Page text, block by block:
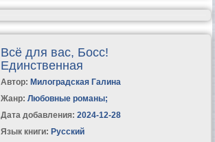
Всё для вас, Босс!
Единственная
Автор: Милоградская Галина
Жанр: Любовные романы;
Дата добавления: 2024-12-28
Язык книги: Русский